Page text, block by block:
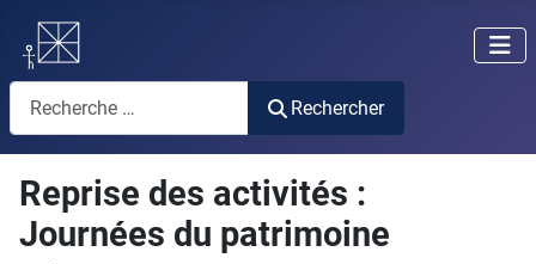
Rechercher
Rechercher
Reprise des activités :
Journées du patrimoine